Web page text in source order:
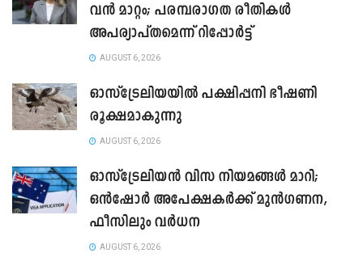
വൻ മാറ്റം; പരമ്പരാഗത രീതികൾ
അപര്യാപ്തമെന്ന് റിപ്പോർട്ട്
AUGUST 6, 2026
ഓസ്ട്രേലിയയിൽ പക്ഷിപ്പനി ഭീഷണി
രൂക്ഷമാകുന്നു
AUGUST 6, 2026
ഓസ്‌ട്രേലിയൻ വിസ നിയമങ്ങൾ മാറി;
ഒൻഷോർ അപേക്ഷകർക്ക് മുൻഗണന,
ഫീസിലും വർധന
AUGUST 6, 2026